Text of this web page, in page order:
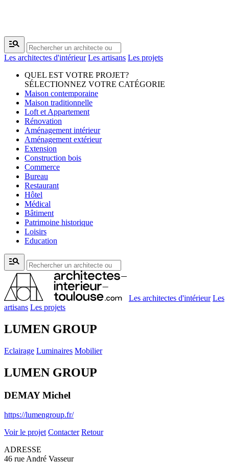
manage_search
Les architectes d'intérieur Les artisans Les projets
QUEL EST VOTRE PROJET?
SÉLECTIONNEZ VOTRE CATÉGORIE
Maison contemporaine
Maison traditionnelle
Loft et Appartement
Rénovation
Aménagement intérieur
Aménagement extérieur
Extension
Construction bois
Commerce
Bureau
Restaurant
Hôtel
Médical
Bâtiment
Patrimoine historique
Loisirs
Education
manage_search
Les architectes d'intérieur Les
artisans Les projets
LUMEN GROUP
Eclairage Luminaires Mobilier
LUMEN GROUP
DEMAY Michel
https://lumengroup.fr/
Voir le projet Contacter Retour
ADRESSE
46 rue André Vasseur